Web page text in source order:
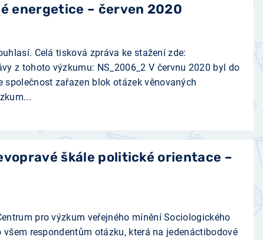
energetice – červen 2020
Celá tisková zpráva ke stažení zde:
z tohoto výzkumu: NS_2006_2 V červnu 2020 byl do
společnost zařazen blok otázek věnovaných
škále politické orientace –
pro výzkum veřejného mínění Sociologického
všem respondentům otázku, která na jedenáctibodové